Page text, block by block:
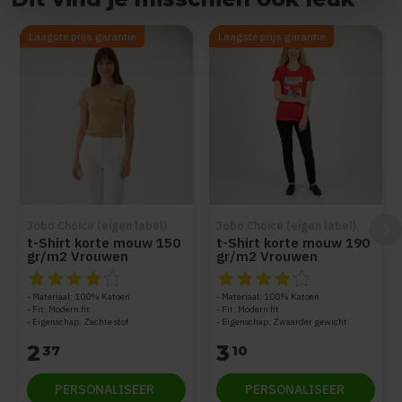
Items van productcarrousel
Laagste prijs garantie
t-Shirt korte mouw 150
gr/m2 Vrouwen
De beoordeling van dit product is 4van de 5
Materiaal: 100% Katoen
Fit: Modern fit
Eigenschap: Zachte stof
2 37
PERSONALISEER
Laagste prijs garantie
t-Shirt korte mouw 190
gr/m2 Vrouwen
De beoordeling van dit
Materiaal: 100% Katoen
Fit: Modern fit
Eigenschap: Zwaarder gewicht
3 10
PERSONALISEER